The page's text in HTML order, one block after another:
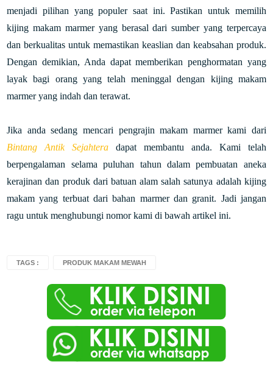
menjadi pilihan yang populer saat ini. Pastikan untuk memilih
kijing makam marmer yang berasal dari sumber yang terpercaya
dan berkualitas untuk memastikan keaslian dan keabsahan produk.
Dengan demikian, Anda dapat memberikan penghormatan yang
layak bagi orang yang telah meninggal dengan kijing makam
marmer yang indah dan terawat.
Jika anda sedang mencari pengrajin makam marmer kami dari
Bintang Antik Sejahtera dapat membantu anda. Kami telah
berpengalaman selama puluhan tahun dalam pembuatan aneka
kerajinan dan produk dari batuan alam salah satunya adalah kijing
makam yang terbuat dari bahan marmer dan granit. Jadi jangan
ragu untuk menghubungi nomor kami di bawah artikel ini.
TAGS : PRODUK MAKAM MEWAH